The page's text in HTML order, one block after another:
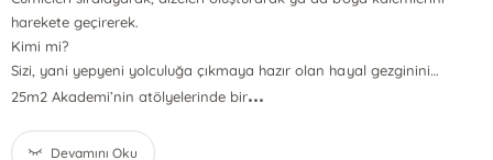
harekete geçirerek.
Kimi mi?
Sizi, yani yepyeni yolculuğa çıkmaya hazır olan hayal gezginini…
25m2 Akademi’nin atölyelerinde bir...
Devamını Oku